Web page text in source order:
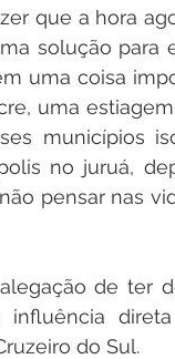
que a hora
solução para
uma coisa
uma
municípios
no juruá,
pensar nas
de ter
direta
do Sul.